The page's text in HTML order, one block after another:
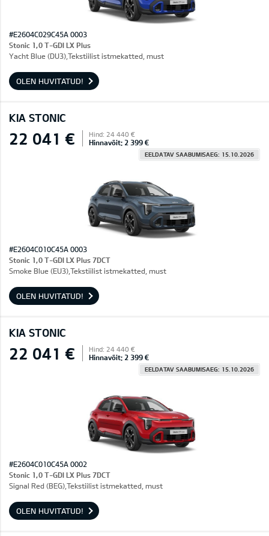
#E2604C029C45A 0003
Stonic 1,0 T-GDI LX Plus
Yacht Blue (DU3),Tekstiilist istmekatted, must
OLEN HUVITATUD!
KIA STONIC
22 041 € Hind: 24 440 €
Hinnavõit: 2 399 €
EELDATAV SAABUMISAEG: 15.10.2026
#E2604C010C45A 0003
Stonic 1,0 T-GDI LX Plus 7DCT
Smoke Blue (EU3),Tekstiilist istmekatted, must
OLEN HUVITATUD!
KIA STONIC
22 041 € Hind: 24 440 €
Hinnavõit: 2 399 €
EELDATAV SAABUMISAEG: 15.10.2026
#E2604C010C45A 0002
Stonic 1,0 T-GDI LX Plus 7DCT
Signal Red (BEG),Tekstiilist istmekatted, must
OLEN HUVITATUD!